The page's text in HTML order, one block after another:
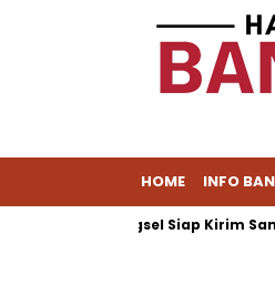
HOME INFO
Tangsel Siap Kirim Sampah